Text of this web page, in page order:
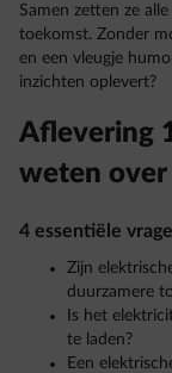
Samen zetten ze
toekomst. Zonder
en een vleugje
inzichten oplevert?
Aflevering
weten over
4 essentiële
Zijn
duurzamere
Is het
te laden?
Een